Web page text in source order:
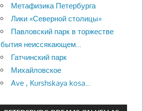
Метафизика Петербурга
Лики «Северной столицы»
Павловский парк в торжестве
бытия неиссякающем…
Гатчинский парк
Михайловское
Ave , Kurshskaya kosa…